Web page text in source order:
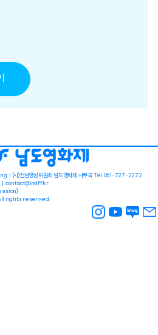
(사)전남영상위원회 남도영화제 사무국 Tel.061-727-2272
contact@ndff.kr
rights reserved.